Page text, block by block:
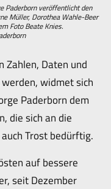
Paderborn veröffentlicht den
Müller, Dorothea Wahle-Beer
Foto Beate Knies.
Zahlen, Daten und
widmet sich
Paderborn dem
die sich an die
Trost bedürftig.
auf bessere
seit Dezember